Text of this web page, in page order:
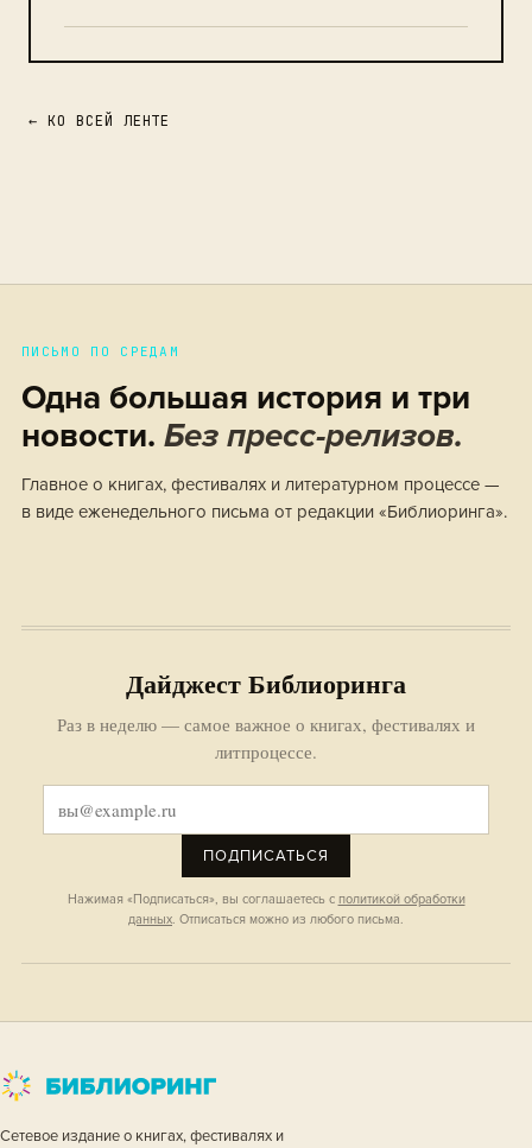
← КО ВСЕЙ ЛЕНТЕ
ПИСЬМО ПО СРЕДАМ
Одна большая история и три
новости. Без пресс-релизов.
Главное о книгах, фестивалях и литературном процессе —
в виде еженедельного письма от редакции «Библиоринга».
Дайджест Библиоринга
Раз в неделю — самое важное о книгах, фестивалях и
литпроцессе.
ПОДПИСАТЬСЯ
Нажимая «Подписаться», вы соглашаетесь с политикой обработки
данных. Отписаться можно из любого письма.
Сетевое издание о книгах, фестивалях и